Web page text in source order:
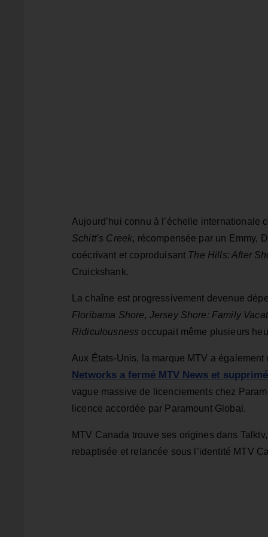
Aujourd’hui connu à l’échelle internationale
Schitt’s Creek, récompensée par un Emmy,
coécrivant et coproduisant The Hills: After
Cruickshank.
La chaîne est progressivement devenue
Floribama Shore, Jersey Shore: Family
Ridiculousness occupait même plusieurs
Aux États-Unis, la marque MTV a également
Networks a fermé MTV News et
vague massive de licenciements chez
licence accordée par Paramount Global.
MTV Canada trouve ses origines dans
rebaptisée et relancée sous l’identité MTV